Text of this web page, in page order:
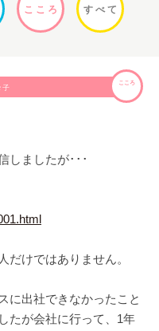
ここ ろ すべて
子
こころ
しましたが･･･
だけではありません。
に出社できなかったこと
たが会社に行って、1年